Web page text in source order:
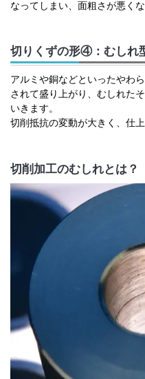
なってしまい、面粗さが悪く
切りくずの形④：むしれ
アルミや銅などといったやわ
されて盛り上がり、むしれた
いきます。
切削抵抗の変動が大きく、仕
切削加工のむしれとは？